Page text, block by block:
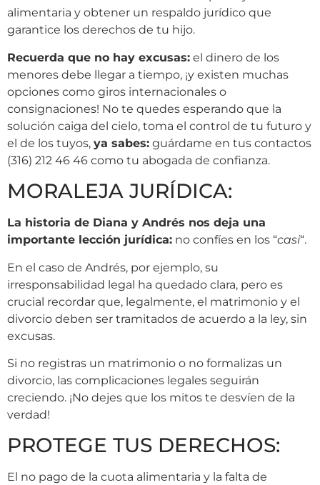
alimentaria y obtener un respaldo jurídico que
garantice los derechos de tu hijo.
Recuerda que no hay excusas: el dinero de los
menores debe llegar a tiempo, ¡y existen muchas
opciones como giros internacionales o
consignaciones! No te quedes esperando que la
solución caiga del cielo, toma el control de tu futuro y
el de los tuyos, ya sabes: guárdame en tus contactos
(316) 212 46 46 como tu abogada de confianza.
MORALEJA JURÍDICA:
La historia de Diana y Andrés nos deja una
importante lección jurídica: no confíes en los “casi“.
En el caso de Andrés, por ejemplo, su
irresponsabilidad legal ha quedado clara, pero es
crucial recordar que, legalmente, el matrimonio y el
divorcio deben ser tramitados de acuerdo a la ley, sin
excusas.
Si no registras un matrimonio o no formalizas un
divorcio, las complicaciones legales seguirán
creciendo. ¡No dejes que los mitos te desvíen de la
verdad!
PROTEGE TUS DERECHOS:
El no pago de la cuota alimentaria y la falta de